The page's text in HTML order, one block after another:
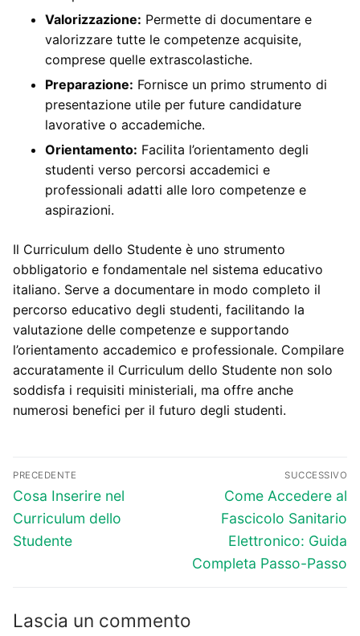
Valorizzazione: Permette di documentare e
valorizzare tutte le competenze acquisite,
comprese quelle extrascolastiche.
Preparazione: Fornisce un primo strumento di
presentazione utile per future candidature
lavorative o accademiche.
Orientamento: Facilita l’orientamento degli
studenti verso percorsi accademici e
professionali adatti alle loro competenze e
aspirazioni.
Il Curriculum dello Studente è uno strumento
obbligatorio e fondamentale nel sistema educativo
italiano. Serve a documentare in modo completo il
percorso educativo degli studenti, facilitando la
valutazione delle competenze e supportando
l’orientamento accademico e professionale. Compilare
accuratamente il Curriculum dello Studente non solo
soddisfa i requisiti ministeriali, ma offre anche
numerosi benefici per il futuro degli studenti.
Navigazione
articoli
PRECEDENTE
Articolo
precedente:
Cosa Inserire nel
Curriculum dello
Studente
SUCCESSIVO
Articolo
successivo:
Come Accedere al
Fascicolo Sanitario
Elettronico: Guida
Completa Passo-Passo
Lascia un commento